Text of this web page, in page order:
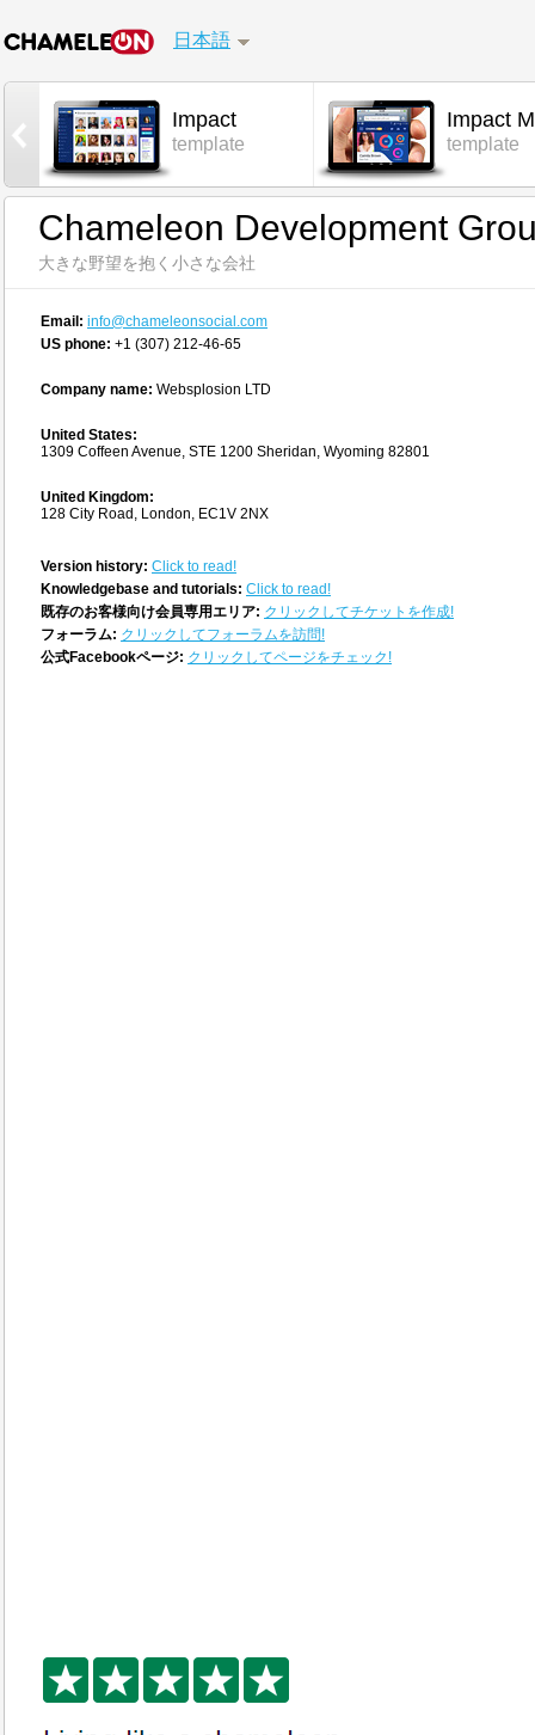
日本語
Impact
template
Impact
template
Chameleon Development
大きな野望を抱く小さな会社
Email: info@chameleonsocial.com
US phone: +1 (307) 212-46-65
Company name: Websplosion LTD
United States:
1309 Coffeen Avenue, STE 1200 Sheridan, Wyoming 82801
United Kingdom:
128 City Road, London, EC1V 2NX
Version history: Click to read!
Knowledgebase and tutorials: Click to read!
既存のお客様向け会員専用エリア: クリックしてチケットを作成!
フォーラム: クリックしてフォーラムを訪問!
公式Facebookページ: クリックしてページをチェック!